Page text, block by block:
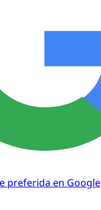
preferida en Google